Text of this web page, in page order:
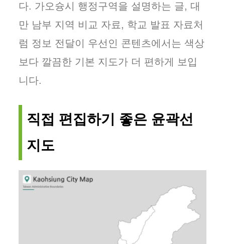
다. 가오슝시 행정구역을 설명하는 글, 대
만 남부 지역 비교 자료, 학교 발표 자료처
럼 정보 전달이 우선인 콘텐츠에서는 색상
보다 깔끔한 기본 지도가 더 편하게 보입
니다.
직접 편집하기 좋은 윤곽선
지도